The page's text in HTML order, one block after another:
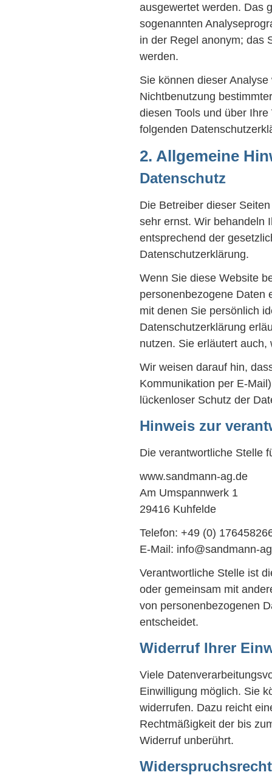
ausgewertet werden. Das
sogenannten
in der Regel anonym; das
werden.
Sie können dieser
Nichtbenutzung
diesen Tools und über
folgenden
2. Allgemeine
Datenschutz
Die Betreiber dieser
sehr ernst. Wir behandeln
entsprechend der
Datenschutzerklärung.
Wenn Sie diese Website
personenbezogene Daten
mit denen Sie persönlich
Datenschutzerklärung
nutzen. Sie erläutert
Wir weisen darauf hin,
Kommunikation per E-
lückenloser Schutz der
Hinweis zur
Die verantwortliche Stelle
www.sandmann-ag.de
Am Umspannwerk 1
29416 Kuhfelde
Telefon: +49 (0)
E-Mail: info@sandmann-
Verantwortliche Stelle ist
oder gemeinsam mit
von personenbezogenen
entscheidet.
Widerruf Ihrer
Viele
Einwilligung möglich. Sie
widerrufen. Dazu reicht
Rechtmäßigkeit der bis
Widerruf unberührt.